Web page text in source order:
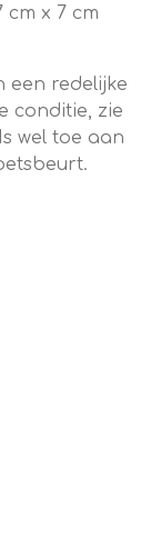
cm x 7 cm
een redelijke
conditie, zie
wel toe aan